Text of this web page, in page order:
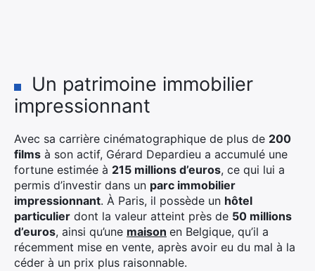
Un patrimoine immobilier
impressionnant
Avec sa carrière cinématographique de plus de 200
films à son actif, Gérard Depardieu a accumulé une
fortune estimée à 215 millions d’euros, ce qui lui a
permis d’investir dans un parc immobilier
impressionnant. À Paris, il possède un hôtel
particulier dont la valeur atteint près de 50 millions
d’euros, ainsi qu’une maison en Belgique, qu’il a
récemment mise en vente, après avoir eu du mal à la
céder à un prix plus raisonnable.